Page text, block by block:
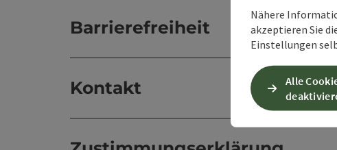
Barrierefreiheit
Kontakt
Nähere
akzeptieren Sie
Einstellungen
Alle